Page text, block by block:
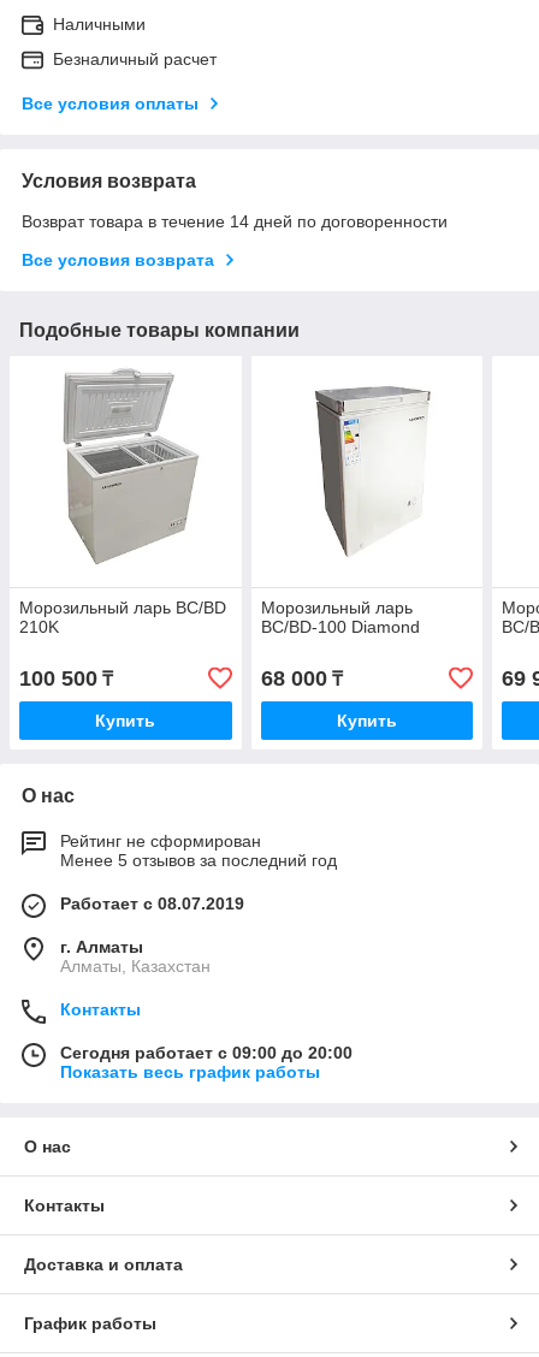
Наличными
Безналичный расчет
Все условия оплаты
Условия возврата
Возврат товара в течение 14 дней по договоренности
Все условия возврата
Подобные товары компании
Морозильный ларь BC/BD
210K
100 500 ₸
Купить
Морозильный ларь
BC/BD-100 Diamond
68 000₸
Купить
BC/
69
О нас
Рейтинг не сформирован
Менее 5 отзывов за последний год
Работает с 08.07.2019
г. Алматы
Алматы, Казахстан
Контакты
Сегодня работает с 09:00 до 20:00
Показать весь график работы
О нас
Контакты
Доставка и оплата
График работы